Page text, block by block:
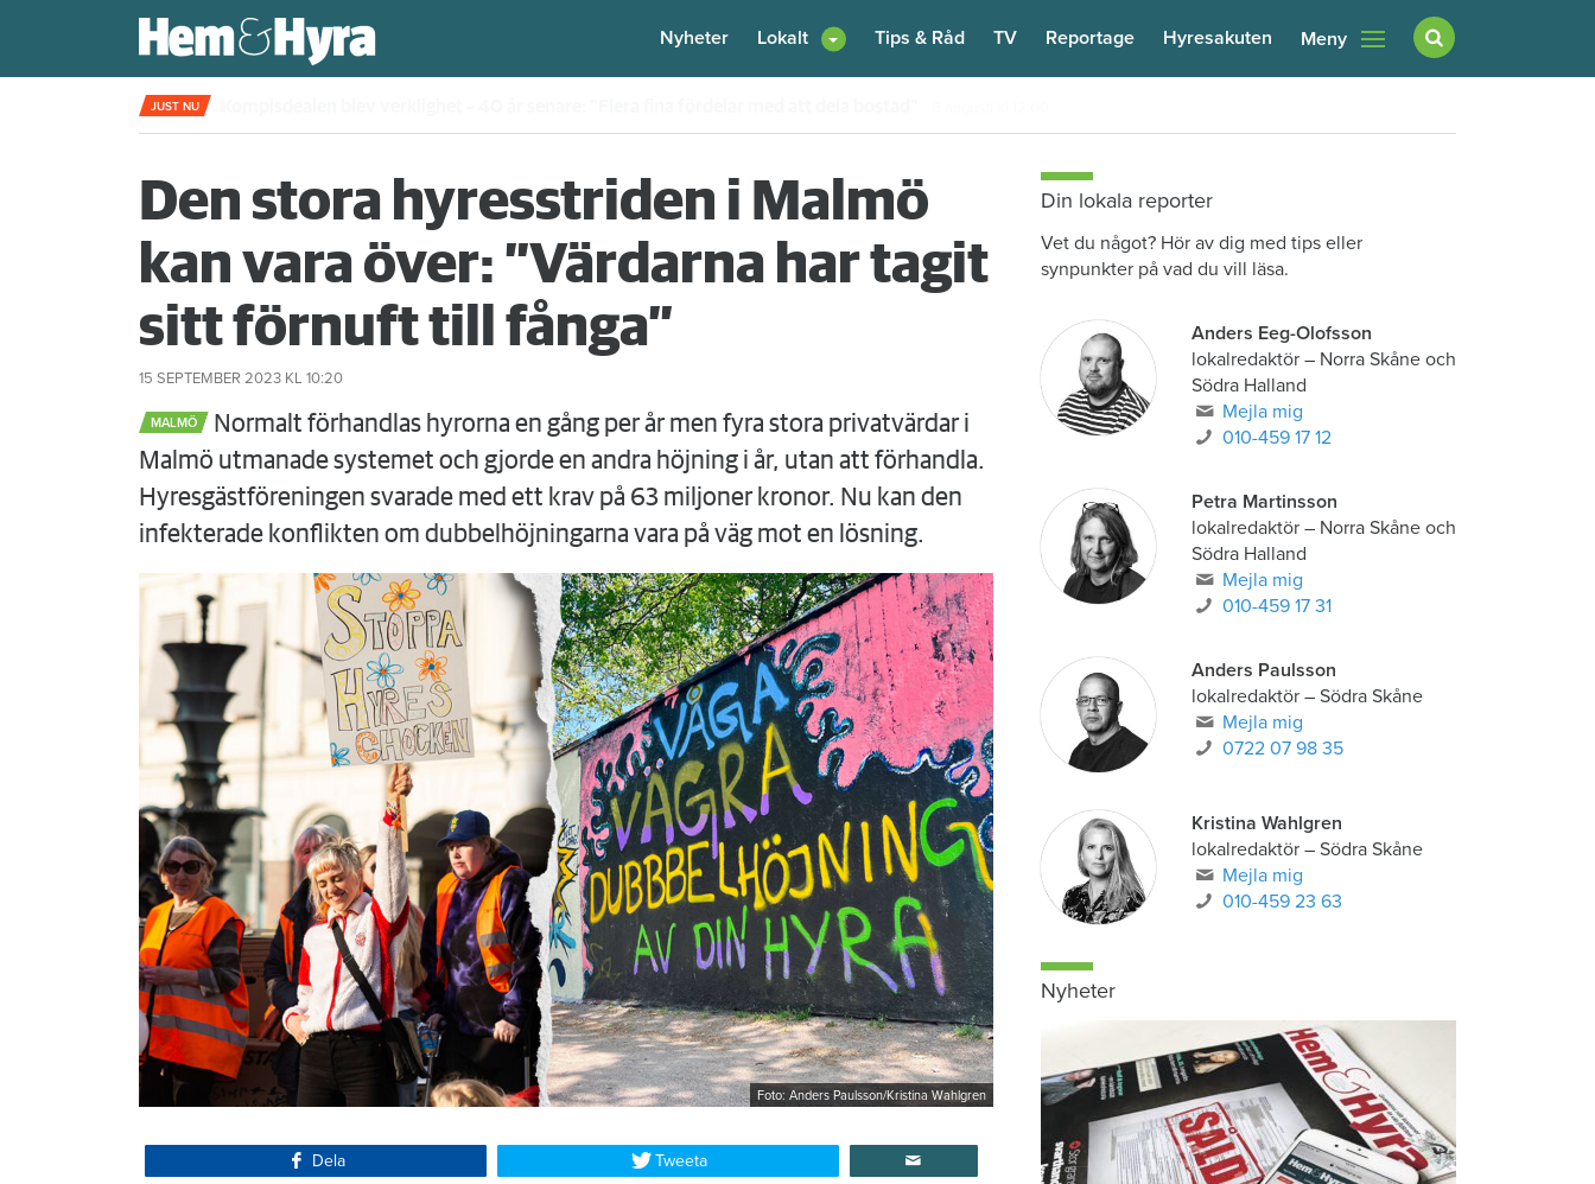
Nyheter Lokalt Tips & Råd TV Reportage Hyresakuten Meny
JUST NU
Den stora hyresstriden i Malmö
kan vara över: ”Värdarna har tagit
sitt förnuft till fånga”
15 SEPTEMBER 2023 KL 10:20
MALMÖ
Normalt förhandlas hyrorna en gång per år men fyra stora privatvärdar i
Malmö utmanade systemet och gjorde en andra höjning i år, utan att förhandla.
Hyresgästföreningen svarade med ett krav på 63 miljoner kronor. Nu kan den
infekterade konflikten om dubbelhöjningarna vara på väg mot en lösning.
Foto: Anders Paulsson/Kristina Wahlgren
Dela Tweeta
Din lokala reporter
Vet du något? Hör av dig med tips eller
synpunkter på vad du vill läsa.
Anders Eeg-Olofsson
lokalredaktör– Norra Skåne och
Södra Halland
Mejla mig
010-459 17 12
Petra Martinsson
lokalredaktör– Norra Skåne och
Södra Halland
Mejla mig
010-459 17 31
Anders Paulsson
lokalredaktör– Södra Skåne
Mejla mig
0722 07 98 35
Kristina Wahlgren
lokalredaktör– Södra Skåne
Mejla mig
010-459 23 63
Nyheter